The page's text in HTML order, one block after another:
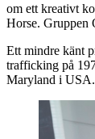
om ett kreativt
Horse. Gruppen
Ett mindre känt
trafficking på
Maryland i USA.